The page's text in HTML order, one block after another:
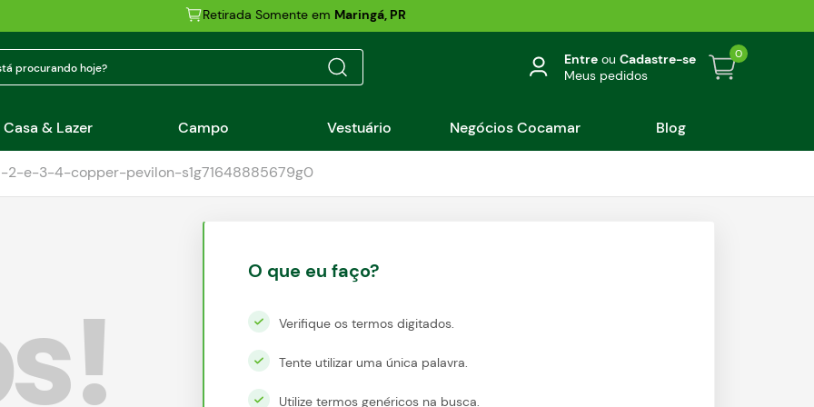
Retirada Somente emMaringá, PR
procurando hoje? Entre ou Cadastre-se
Meus pedidos
0
Casa & Lazer Campo Vestuário Negócios Cocamar Blog
2-e-3-4-copper-pevilon-s1g71648885679g0
O que eu faço?
Verifique os termos digitados.
Tente utilizar uma única palavra.
Utilize termos genéricos na busca.